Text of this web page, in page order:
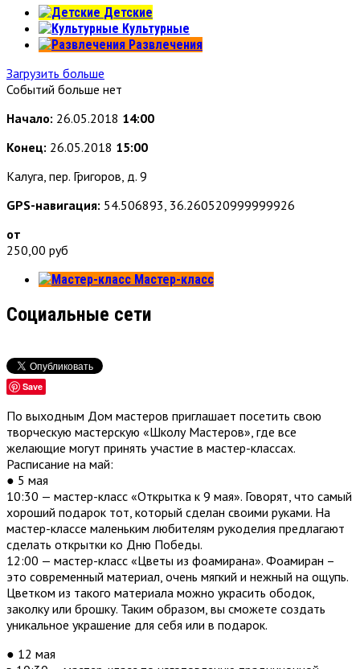
Детские
Культурные
Развлечения
Загрузить больше
Событий больше нет
Начало: 26.05.2018 14:00
Конец: 26.05.2018 15:00
Калуга, пер. Григоров, д. 9
GPS-навигация: 54.506893, 36.260520999999926
от
250,00 руб
Мастер-класс
Социальные сети
Save
По выходным Дом мастеров приглашает посетить свою
творческую мастерскую «Школу Мастеров», где все
желающие могут принять участие в мастер-классах.
Расписание на май:
● 5 мая
10:30 — мастер-класс «Открытка к 9 мая». Говорят, что самый
хороший подарок тот, который сделан своими руками. На
мастер-классе маленьким любителям рукоделия предлагают
сделать открытки ко Дню Победы.
12:00 — мастер-класс «Цветы из фоамирана». Фоамиран –
это современный материал, очень мягкий и нежный на ощупь.
Цветком из такого материала можно украсить ободок,
заколку или брошку. Таким образом, вы сможете создать
уникальное украшение для себя или в подарок.
● 12 мая